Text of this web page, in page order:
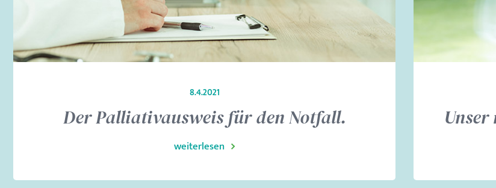
8.4.2021
Der Palliativausweis für den Notfall.
weiterlesen